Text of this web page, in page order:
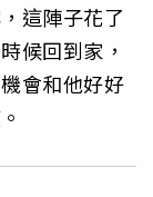
這陣子花了
候回到家，
會和他好好